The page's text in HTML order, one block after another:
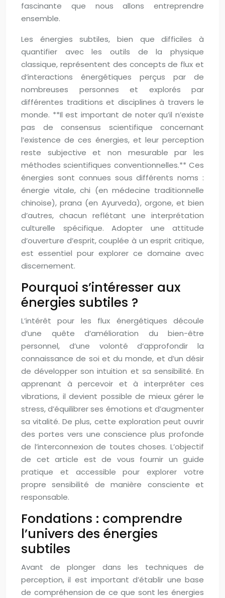
fascinante que nous allons entreprendre
ensemble.
Les énergies subtiles, bien que difficiles à
quantifier avec les outils de la physique
classique, représentent des concepts de flux et
d’interactions énergétiques perçus par de
nombreuses personnes et explorés par
différentes traditions et disciplines à travers le
monde. **Il est important de noter qu’il n’existe
pas de consensus scientifique concernant
l’existence de ces énergies, et leur perception
reste subjective et non mesurable par les
méthodes scientifiques conventionnelles.** Ces
énergies sont connues sous différents noms :
énergie vitale, chi (en médecine traditionnelle
chinoise), prana (en Ayurveda), orgone, et bien
d’autres, chacun reflétant une interprétation
culturelle spécifique. Adopter une attitude
d’ouverture d’esprit, couplée à un esprit critique,
est essentiel pour explorer ce domaine avec
discernement.
Pourquoi s’intéresser aux
énergies subtiles ?
L’intérêt pour les flux énergétiques découle
d’une quête d’amélioration du bien-être
personnel, d’une volonté d’approfondir la
connaissance de soi et du monde, et d’un désir
de développer son intuition et sa sensibilité. En
apprenant à percevoir et à interpréter ces
vibrations, il devient possible de mieux gérer le
stress, d’équilibrer ses émotions et d’augmenter
sa vitalité. De plus, cette exploration peut ouvrir
des portes vers une conscience plus profonde
de l’interconnexion de toutes choses. L’objectif
de cet article est de vous fournir un guide
pratique et accessible pour explorer votre
propre sensibilité de manière consciente et
responsable.
Fondations : comprendre
l’univers des énergies
subtiles
Avant de plonger dans les techniques de
perception, il est important d’établir une base
de compréhension de ce que sont les énergies